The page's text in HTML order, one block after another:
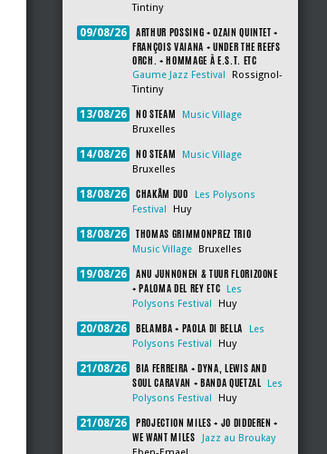
Tintiny
09/08/26
ARTHUR POSSING + OZAIN QUINTET +
FRANÇOIS VAIANA + UNDER THE REEFS
ORCH. + HOMMAGE À E.S.T. ETC
Gaume Jazz Festival
Rossignol-
Tintiny
13/08/26 NO STEAM
Music Village
Bruxelles
14/08/26 NO STEAM
Music Village
Bruxelles
18/08/26 CHAKÂM DUO
Les Polysons
Festival
Huy
18/08/26 THOMAS GRIMMONPREZ TRIO
Music Village Bruxelles
19/08/26
ANU JUNNONEN & TUUR FLORIZOONE
+ PALOMA DEL REY ETC
Les
Polysons Festival
Huy
20/08/26 BELAMBA + PAOLA DI BELLA
Les
Polysons Festival
Huy
21/08/26
BIA FERREIRA + DYNA, LEWIS AND
SOUL CARAVAN + BANDA QUETZAL
Les
Polysons Festival
Huy
21/08/26
PROJECTION MILES + JO DIDDEREN +
WE WANT MILES
Jazz au Broukay